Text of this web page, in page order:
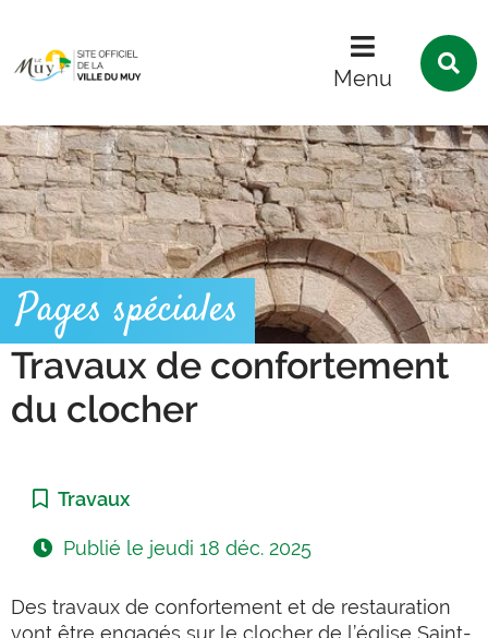
Menu
Pages spéciales
Travaux de confortement
du clocher
Catégorie :
Travaux
Publié le jeudi 18 déc. 2025
Des travaux de confortement et de restauration
vont être engagés sur le clocher de l’église Saint-